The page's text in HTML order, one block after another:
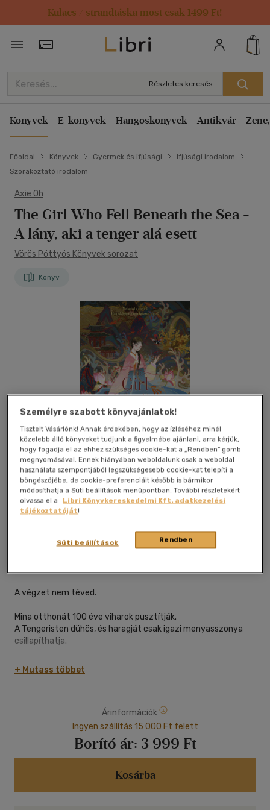
Kulacs / strandtáska most csak 1499 Ft!
Törzsvásárlói Kártya adatai
Részletes keresés
Könyvek E-könyvek Hangoskönyvek Antikvár
Főoldal Könyvek Gyermek és ifjúsági
Ifjúsági irodalom
Szórakoztató irodalom
Axie Oh
The Girl Who Fell Beneath the Sea -
A lány, aki a tenger alá esett
Vörös Pöttyös Könyvek sorozat
Könyv
Kívánságlistához adom
(29 vélemény)
A végzet nem téved.
Mina otthonát 100 éve viharok pusztítják.
A Tengeristen dühös, és haragját csak igazi menyasszonya
csillapíthatja.
A falu minden évben feláldoz egy lányt, hátha pont ő a
vágyott menyasszony.
A Szellemek birodalmába kerül, ahol elképesztő kalandok
egy titokzatos lord és cimborái, démonok, istenek és
szellemek és misztikus lények között.
+ Mutass többet
Árinformációk
Ingyen szállítás 15 000 Ft felett
Borító ár: 3 999 Ft
Kosárba
Személyre szabott könyvajánlatok!
Tisztelt Vásárlónk! Annak érdekében, hogy az ízléséhez minél
közelebb álló könyveket tudjunk a figyelmébe ajánlani, arra kérjük,
hogy fogadja el az ehhez szükséges cookie-kat a „Rendben” gomb
megnyomásával. Ennek hiányában weboldalunk csak a weboldal
használata szempontjából legszükségesebb cookie-kat telepíti a
böngészőjébe, de cookie-preferenciáit később is bármikor
módosíthatja a Süti beállítások menüpontban. További részletekért
olvassa el a
Libri Könyvkereskedelmi Kft. adatkezelési
tájékoztatóját!
Rendben
Süti beállítások